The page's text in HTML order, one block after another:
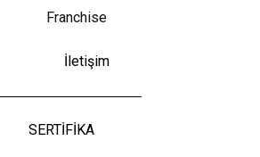
Franchise
İletişim
SERTİFİKA